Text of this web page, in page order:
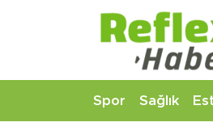
Spor Sağlık
Estetik
Nöbetçi Eczaneler
Hava Durumu